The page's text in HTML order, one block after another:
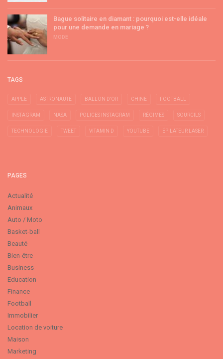
Bague solitaire en diamant : pourquoi est-elle idéale
pour une demande en mariage ?
MODE
TAGS
APPLE ASTRONAUTE BALLON D'OR CHINE FOOTBALL
INSTAGRAM NASA POLICES INSTAGRAM RÉGIMES SOURCILS
TECHNOLOGIE TWEET VITAMIN D YOUTUBE ÉPILATEUR LASER
PAGES
Actualité
Animaux
Auto / Moto
Basket-ball
Beauté
Bien-être
Business
Education
Finance
Football
Immobilier
Location de voiture
Maison
Marketing